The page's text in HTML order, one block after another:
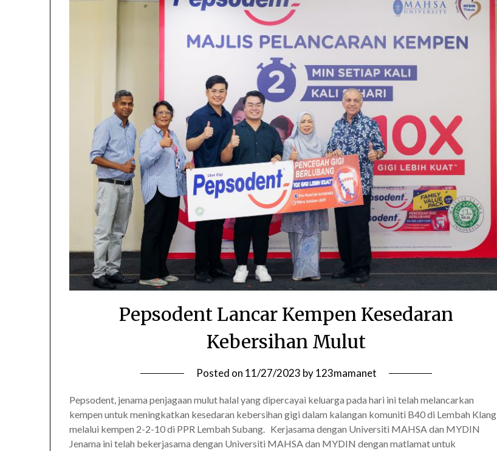
Pepsodent Lancar Kempen Kesedaran
Kebersihan Mulut
Posted on 11/27/2023 by123mamanet
Pepsodent, jenama penjagaan mulut halal yang dipercayai keluarga pada hari ini telah melancarkan
kempen untuk meningkatkan kesedaran kebersihan gigi dalam kalangan komuniti B40 di Lembah Klang
melalui kempen 2-2-10 di PPR Lembah Subang. Kerjasama dengan Universiti MAHSA dan MYDIN
Jenama ini telah bekerjasama dengan Universiti MAHSA dan MYDIN dengan matlamat untuk